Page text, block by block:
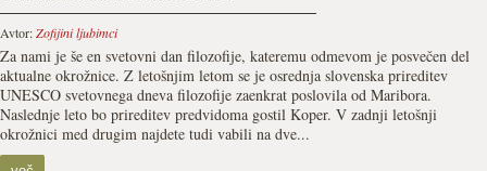
Avtor:Zofijini ljubimci
Za nami je še en svetovni dan filozofije, kateremu odmevom je posvečen del
aktualne okrožnice. Z letošnjim letom se je osrednja slovenska prireditev
UNESCO svetovnega dneva filozofije zaenkrat poslovila od Maribora.
Naslednje leto bo prireditev predvidoma gostil Koper. V zadnji letošnji
okrožnici med drugim najdete tudi vabili na dve...